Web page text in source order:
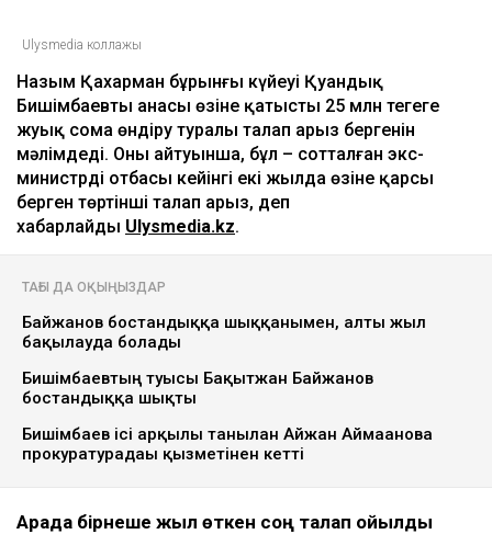
Ulysmedia коллажы
Назым Қахарман бұрынғы күйеуі Қуандық
Бишімбаевтың анасы өзіне қатысты 25 млн теңгеге
жуық сома өндіру туралы талап арыз бергенін
мәлімдеді. Оның айтуынша, бұл – сотталған экс-
министрдің отбасы кейінгі екі жылда өзіне қарсы
берген төртінші талап арыз, деп
хабарлайды Ulysmedia.kz.
ТАҒЫ ДА ОҚЫҢЫЗДАР
Байжанов бостандыққа шыққанымен, алты жыл
бақылауда болады
Бишімбаевтың туысы Бақытжан Байжанов
бостандыққа шықты
Бишімбаев ісі арқылы танылған Айжан Аймағанова
прокуратурадағы қызметінен кетті
Арада бірнеше жыл өткен соң талап қойылды